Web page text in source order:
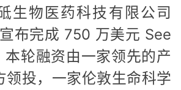
生物医药科技有限公司
布完成 750 万美元 See
轮融资由一家领先的产
领投，一家伦敦生命科学